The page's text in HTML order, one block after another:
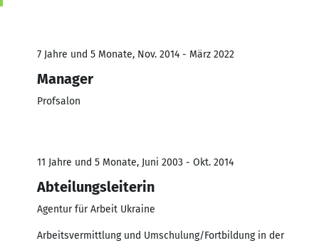
7 Jahre und 5 Monate, Nov. 2014 - März 2022
Manager
Profsalon
11 Jahre und 5 Monate, Juni 2003 - Okt. 2014
Abteilungsleiterin
Agentur für Arbeit Ukraine
Arbeitsvermittlung und Umschulung/Fortbildung in der